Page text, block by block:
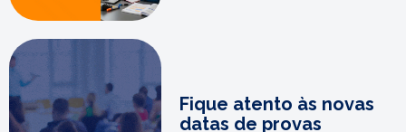
Fique atento às novas
datas de provas